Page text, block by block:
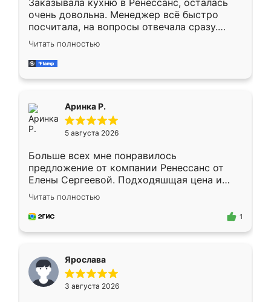
Заказывала кухню в Ренессанс, осталась
очень довольна. Менеджер всё быстро
посчитала, на вопросы отвечала сразу.
Замерщик приехал в субботу, подошёл к
делу со всей ответственностью. Собрали
за день, ребята работали аккуратно, даже
Читать полностью
Аринка Р.
5 августа 2026
Больше всех мне понравилось
предложение от компании Ренессанс от
Елены Сергеевой. Подходяшщая цена и
короткие сроки изготовления. Приехавший
для замера сотрудник Владислав
предложил по моему эскизу самый
Читать полностью
1
Ярослава
3 августа 2026